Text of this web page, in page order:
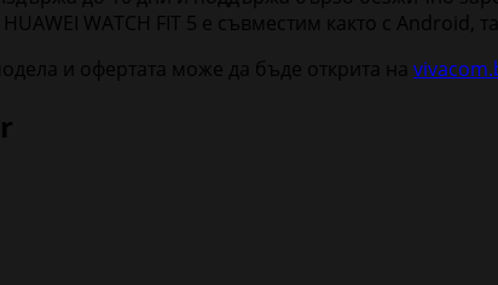
WATCH FIT 5 е съвместим както с Android,
и офертата може да бъде открита на